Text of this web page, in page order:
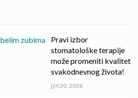
Pravi izbor
stomatološke terapije
može promeniti kvalitet
svakodnevnog života!
јул 20, 2026